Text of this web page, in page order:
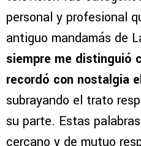
En su pronunciamiento,
televisión fue
personal y profesional
antiguo mandamás de
siempre me distinguió
recordó con nostalgia